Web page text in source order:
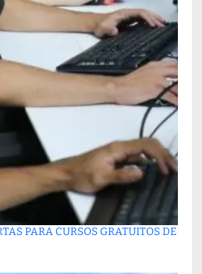
PARA CURSOS GRATUITOS DE